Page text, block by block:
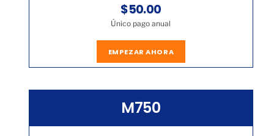
$50.00
Único pago anual
EMPEZAR AHORA
M750